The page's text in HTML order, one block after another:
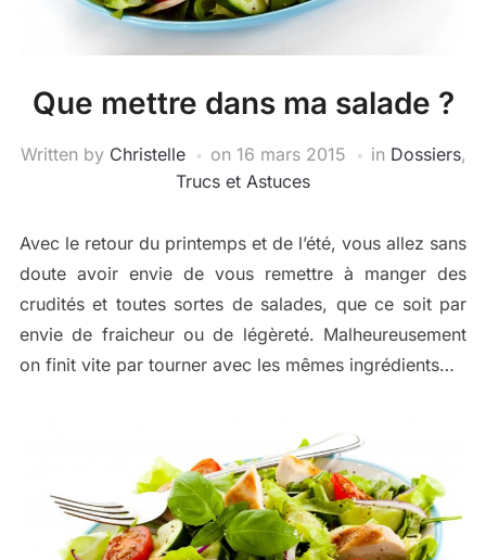
Que mettre dans ma salade ?
Written by Christelle on 16 mars 2015 in Dossiers,
Trucs et Astuces
Avec le retour du printemps et de l’été, vous allez sans
doute avoir envie de vous remettre à manger des
crudités et toutes sortes de salades, que ce soit par
envie de fraicheur ou de légèreté. Malheureusement
on finit vite par tourner avec les mêmes ingrédients…